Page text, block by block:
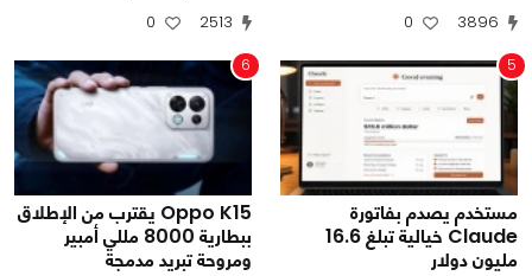
3896
0
2513
0
5
مستخدم يصدم بفاتورة
Claude خيالية تبلغ 16.6
مليون دولار
6
Oppo K15 يقترب من الإطلاق
ببطارية 8000 مللي أمبير
ومروحة تبريد مدمجة